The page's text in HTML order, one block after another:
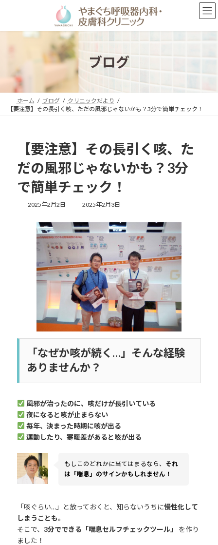
ン
プ
ー
動
ブログ
ホーム ブログ
クリニックだより
【要注意】その長引く咳、ただの風邪じゃないかも？3分で簡単チェック！
【要注意】その長引く咳、た
だの風邪じゃないかも？3分
で簡単チェック！
2025年2月2日
最
更
新
日
時
2025年2月3日
「なぜか咳が続く…」そんな経験
ありませんか？
風邪が治ったのに、咳だけが長引いている
夜になると咳が止まらない
毎年、決まった時期に咳が出る
運動したり、寒暖差があると咳が出る
もしこのどれかに当てはまるなら、 それ
は「喘息」のサインかもしれません！
「咳ぐらい…」と放っておくと、知らないうちに慢性化して
しまうことも。
そこで、 3分でできる「喘息セルフチェックツール」
を作り
ました！